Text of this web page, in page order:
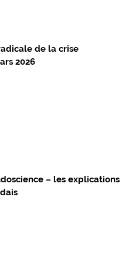
de la crise
2026
– les explications